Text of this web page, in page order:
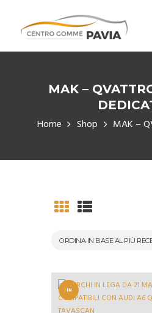
MAK –
Home Shop MAK –
IN
OFFERT